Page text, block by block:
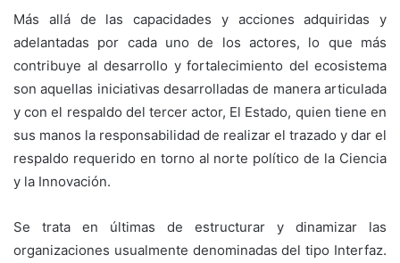
Más allá de las capacidades y acciones adquiridas y
adelantadas por cada uno de los actores, lo que más
contribuye al desarrollo y fortalecimiento del ecosistema
son aquellas iniciativas desarrolladas de manera articulada
y con el respaldo del tercer actor, El Estado, quien tiene en
sus manos la responsabilidad de realizar el trazado y dar el
respaldo requerido en torno al norte político de la Ciencia
y la Innovación.
Se trata en últimas de estructurar y dinamizar las
organizaciones usualmente denominadas del tipo Interfaz.